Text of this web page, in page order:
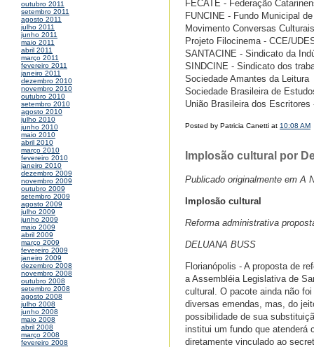
outubro 2011
setembro 2011
agosto 2011
julho 2011
junho 2011
maio 2011
abril 2011
março 2011
fevereiro 2011
janeiro 2011
dezembro 2010
novembro 2010
outubro 2010
setembro 2010
agosto 2010
julho 2010
junho 2010
maio 2010
abril 2010
março 2010
fevereiro 2010
janeiro 2010
dezembro 2009
novembro 2009
outubro 2009
setembro 2009
agosto 2009
julho 2009
junho 2009
maio 2009
abril 2009
março 2009
fevereiro 2009
janeiro 2009
dezembro 2008
novembro 2008
outubro 2008
setembro 2008
agosto 2008
julho 2008
junho 2008
maio 2008
abril 2008
março 2008
fevereiro 2008
FECATE - Federação
FUNCINE - Fundo Municipal
Movimento Conversas Culturais
Projeto Filocinema - CCE/
SANTACINE - Sindicato da
SINDCINE - Sindicato dos
Sociedade Amantes da Leitura
Sociedade Brasileira de
União Brasileira dos
Posted by Patricia Canetti at 10:08 AM
Implosão cultural por
Publicado originalmente em A
Implosão cultural
Reforma administrativa
DELUANA BUSS
Florianópolis - A proposta de
a Assembléia Legislativa de
cultural. O pacote ainda não
diversas emendas, mas, do
possibilidade de sua
institui um fundo que atenderá
diretamente vinculado ao